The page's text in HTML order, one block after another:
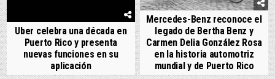
Uber celebra una década en
Puerto Rico y presenta
nuevas funciones en su
aplicación
Mercedes-Benz reconoce el
legado de Bertha Benz y
Carmen Delia González Rosa
en la historia automotriz
mundial y de Puerto Rico